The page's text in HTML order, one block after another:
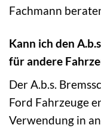
Fachmann
Kann ich den
für andere
Der A.b.s.
Ford Fahrzeuge
Verwendung in